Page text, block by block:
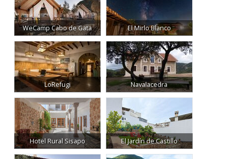
Hotel Rural Sisapo El Jardín de Castillo
Hábitat Cigüeña Negra Puesto Pavón
Entre Encinas y Estrellas Masía El Palomar
Buscar más